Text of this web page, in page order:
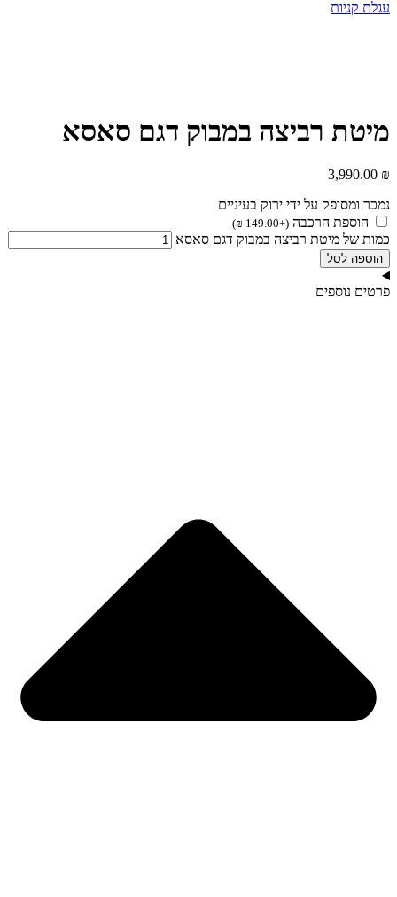
עגלת קניות
מיטת רביצה במבוק דגם סאסא
3,990.00 ₪
נמכר ומסופק על ידי ירוק בעיניים
הוספת הרכבה (
+
149.00
₪
)
כמות של מיטת רביצה במבוק דגם סאסא
הוספה לסל
פרטים נוספים